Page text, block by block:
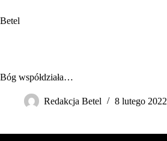
do
treści
Betel
Bóg współdziała…
Redakcja Betel 8 lutego 2022